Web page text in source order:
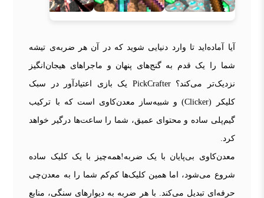
آیا آماده‌اید تا وارد دنیایی شوید که در آن هر ضربه‌ی تیشه
شما را یک قدم به گنج‌های پنهان و ماجراهای هیجان‌انگیز
نزدیک‌تر می‌کند؟ PickCrafter یک بازی اعتیادآور در سبک
کلیکر (Clicker) و شبیه‌ساز معدن‌کاوی است که با ترکیب
گیم‌پلی ساده و محتوای عمیق، شما را ساعت‌ها درگیر خواهد
کرد.
معدن‌کاوی بی‌پایان با یک ضربه!همه‌چیز با یک کلیک ساده
شروع می‌شود، اما همین کلیک‌ها کم‌کم شما را به معدن‌چی
حرفه‌ای تبدیل می‌کند. با هر ضربه به دیوارهای سنگی، منابع